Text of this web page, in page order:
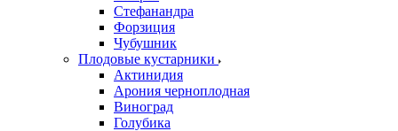
Стефанандра
Форзиция
Чубушник
Плодовые кустарники
Актинидия
Арония черноплодная
Виноград
Голубика